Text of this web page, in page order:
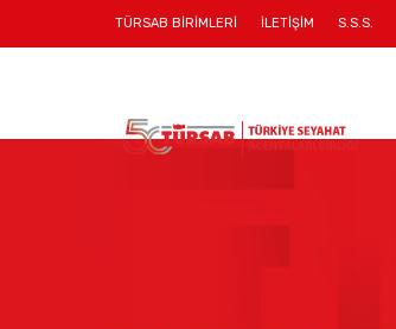
TÜRSAB BİRİMLERİ İLETİŞİM S.S.S.